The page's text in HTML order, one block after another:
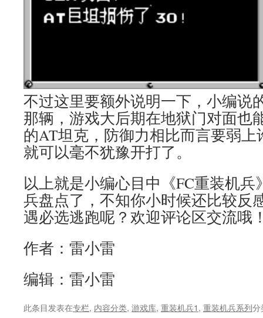
不过这里要额外说明一下，小编说
那辆，游戏大后期在地狱门对面也
的AT坦克，防御力相比而言要弱
就可以毫不犹豫开打了。
以上就是小编心目中《FC重装机
兵盘点了，不知你小时候还比较反
遇必选逃跑呢？欢迎评论区交流哦
作者：雷小雷
编辑：雷小雷
此条目发表在专栏, 内容分类, 游戏库, 重装机兵1, 重装机兵系列分